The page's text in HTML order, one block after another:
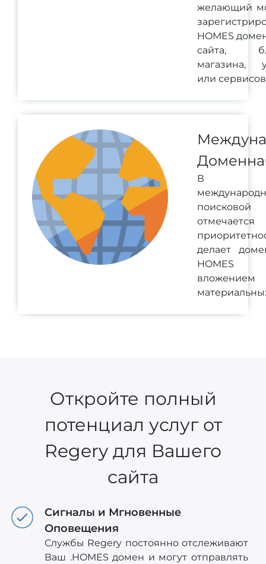
желающий
HOMES
сайта,
магазина,
или
В
отмечается
делает
HOMES
вложением
Откройте полный
потенциал услуг от
Regery для Вашего
сайта
Сигналы и Мгновенные
Оповещения
Службы Regery постоянно отслеживают
Ваш .HOMES домен и могут отправлять